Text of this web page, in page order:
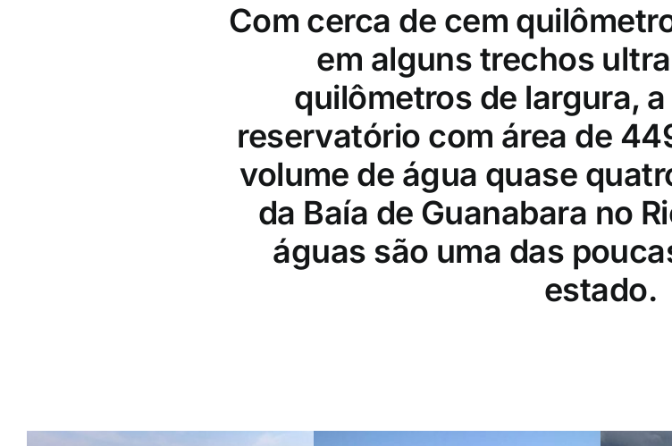
Com cerca de cem
em alguns trechos
quilômetros de largura,
reservatório com área de
volume de água quase
da Baía de Guanabara no
águas são uma das
estado.